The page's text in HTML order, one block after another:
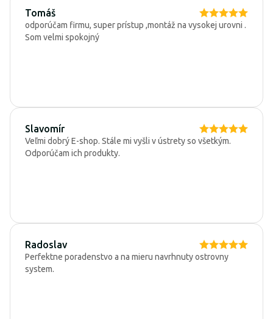
Tomáš
odporúčam firmu, super prístup ,montáž na vysokej urovni .
Som velmi spokojný
Slavomír
Veľmi dobrý E-shop. Stále mi vyšli v ústrety so všetkým.
Odporúčam ich produkty.
Radoslav
Perfektne poradenstvo a na mieru navrhnuty ostrovny
system.